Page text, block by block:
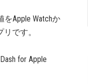
Apple Watchか
です。
for Apple